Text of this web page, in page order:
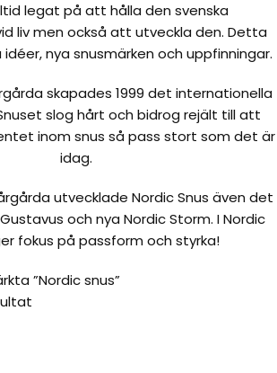
legat på att hålla den svenska
liv men också att utveckla den. Detta
nya snusmärken och uppfinningar.
skapades 1999 det internationella
slog hårt och bidrog rejält till att
inom snus så pass stort som det är
idag.
utvecklade Nordic Snus även det
och nya Nordic Storm. I Nordic
fokus på passform och styrka!
”Nordic snus”